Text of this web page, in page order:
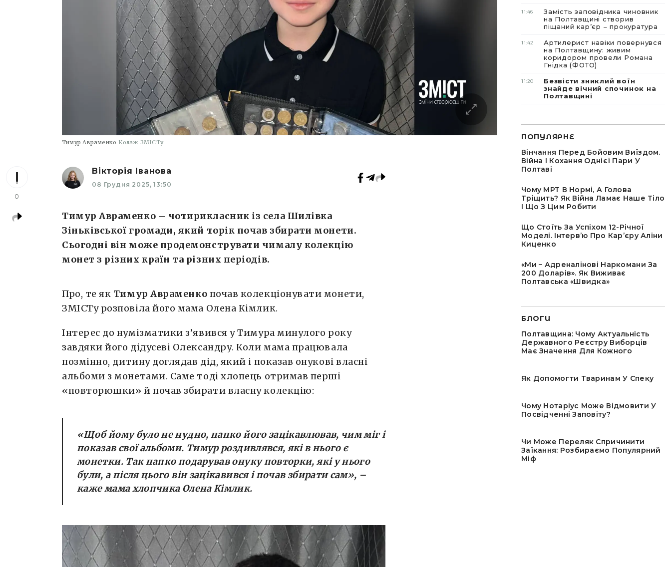
Тимур Авраменко Колаж ЗМІСТу
0
Вікторія Іванова
08 Грудня 2025, 13:50
Тимур Авраменко – чотирикласник із села Шилівка
Зіньківської громади, який торік почав збирати монети.
Сьогодні він може продемонструвати чималу колекцію
монет з різних країн та різних періодів.
Про, те як Тимур Авраменко почав колекціонувати монети,
ЗМІСТу розповіла його мама Олена Кімлик.
Інтерес до нумізматики з’явився у Тимура минулого року
завдяки його дідусеві Олександру. Коли мама працювала
позмінно, дитину доглядав дід, який і показав онукові власні
альбоми з монетами. Саме тоді хлопець отримав перші
«повторюшки» й почав збирати власну колекцію:
«Щоб йому було не нудно, папко його зацікавлював, чим міг і
показав свої альбоми. Тимур роздивлявся, які в нього є
монетки. Так папко подарував онуку повторки, які у нього
були, а після цього він зацікавився і почав збирати сам», –
каже мама хлопчика Олена Кімлик.
11:46
Замість заповідника чиновник
на Полтавщині створив
піщаний карʼєр – прокуратура
11:42
Артилерист навіки повернувся
на Полтавщину: живим
коридором провели Романа
Гнідка (ФОТО)
11:20
Безвісти зниклий воїн
знайде вічний спочинок на
Полтавщині
ПОПУЛЯРНЕ
Вінчання Перед Бойовим Виїздом.
Війна І Кохання Однієї Пари У
Полтаві
Чому МРТ В Нормі, А Голова
Тріщить? Як Війна Ламає Наше Тіло
І Що З Цим Робити
Що Стоїть За Успіхом 12-Річної
Моделі. Інтервʼю Про Карʼєру Аліни
Киценко
«Ми – Адреналінові Наркомани За
200 Доларів». Як Виживає
Полтавська «швидка»
БЛОГИ
Полтавщина: Чому Актуальність
Державного Реєстру Виборців
Має Значення Для Кожного
Як Допомогти Тваринам У Спеку
Чому Нотаріус Може Відмовити У
Посвідченні Заповіту?
Чи Може Переляк Спричинити
Заїкання: Розбираємо Популярний
Міф